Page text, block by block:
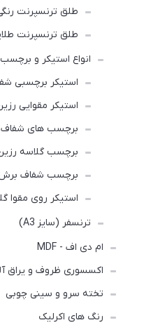
طلق ترنسپرنت
طلق ترنسپرنت
انواع استیکر و برچسب
استیکر برچسبی
استیکر مقوایی
برچسب های شفاف
برچسب گلاسه
برچسب شفاف برش
استیکر روی مقوا
ترنسفر (سایز A3)
ام دی اف - MDF
اکسسوری ظروف و یراق
تخته سرو و سینی چوبی
رنگ های اکرلیک